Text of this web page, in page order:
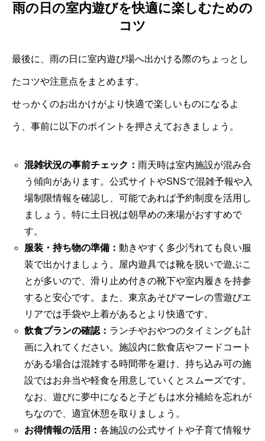
雨の日の室内遊びを快適に楽しむための
コツ
最後に、雨の日に室内遊び場へ出かける際のちょっとし
たコツや注意点をまとめます。
せっかくのお出かけがより快適で楽しいものになるよ
う、事前に以下のポイントを押さえておきましょう。
混雑状況の事前チェック： 雨天時は室内施設が混み合
う傾向があります。公式サイトやSNSで混雑予報や入
場制限情報を確認し、可能であれば予約制度を活用し
ましょう。特に土日祝は朝早めの来場がおすすめで
す。
服装・持ち物の準備： 動きやすく多少汚れても良い服
装で出かけましょう。屋内遊具では靴を脱いで遊ぶこ
とが多いので、滑り止め付きの靴下や室内履きを持参
すると安心です。また、東京あそびマーレの雪遊びエ
リアでは手袋や上着があるとより快適です。
飲食プランの確認： ランチやおやつのタイミングも計
画に入れてください。施設内に飲食店やフードコート
がある場合は混雑する時間帯を避け、持ち込み可の施
設ではお弁当や軽食を用意していくとスムーズです。
なお、遊びに夢中になると子どもは水分補給を忘れが
ちなので、適宜休憩を取りましょう。
お得情報の活用： 各施設の公式サイトや子育て情報サ